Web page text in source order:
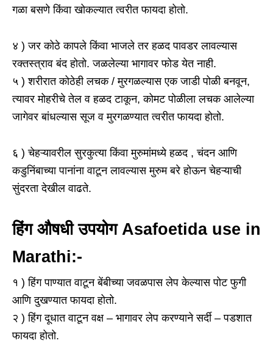
गळा बसणे किंवा खोकल्यात त्वरीत फायदा होतो.
४ ) जर कोठे कापले किंवा भाजले तर हळद पावडर लावल्यास
रक्तस्त्राव बंद होतो. जळलेल्या भागावर फोड येत नाही.
५ ) शरीरात कोठेही लचक / मुरगळल्यास एक जाडी पोळी बनवून,
त्यावर मोहरीचे तेल व हळद टाकून, कोमट पोळीला लचक आलेल्या
जागेवर बांधल्यास सूज व मुरगळण्यात त्वरीत फायदा होतो.
६ ) चेहऱ्यावरील सुरकुत्या किंवा मुरुमांमध्ये हळद , चंदन आणि
कडुनिंबाच्या पानांना वाटून लावल्यास मुरुम बरे होऊन चेहऱ्याची
सुंदरता देखील वाढते.
हिंग औषधी उपयोग Asafoetida use in
Marathi:-
१ ) हिंग पाण्यात वाटून बेंबीच्या जवळपास लेप केल्यास पोट फुगी
आणि दुखण्यात फायदा होतो.
२ ) हिंग दूधात वाटून वक्ष – भागावर लेप करण्याने सर्दी – पडशात
फायदा होतो.